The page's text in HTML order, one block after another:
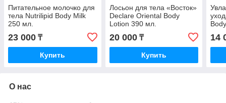
Питательное молочко для
тела Nutrilipid Body Milk
250 мл.
23 000 ₸
Купить
Лосьон для тела «Восток»
Declare Oriental Body
Lotion 390 мл.
20 000₸
Купить
14
О нас